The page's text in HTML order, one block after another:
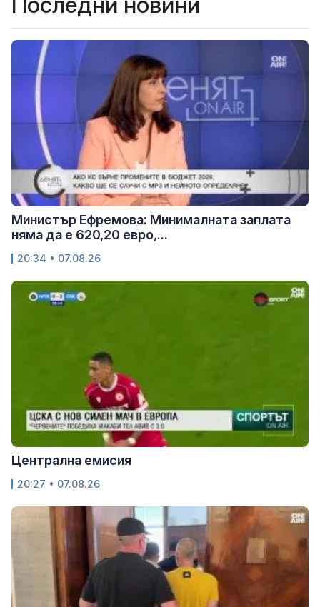
Министър Ефремова: Минималната заплата
няма да е 620,20 евро,...
20:34 • 07.08.26
Централна емисия
20:27 • 07.08.26